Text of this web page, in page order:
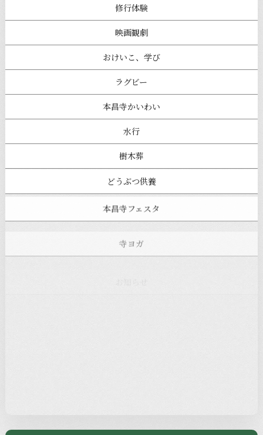
修行体験
映画観劇
おけいこ、学び
ラグビー
本昌寺かいわい
水行
樹木葬
どうぶつ供養
本昌寺フェスタ
お知らせ